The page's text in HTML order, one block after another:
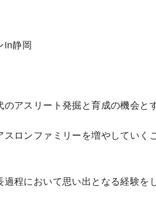
in静岡
アスリート発掘と育成の機会とす
ロンファミリーを増やしていく
程において思い出となる経験を